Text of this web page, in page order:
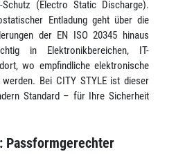
(Electro Static Discharge).
Entladung geht über die
der EN ISO 20345 hinaus
in Elektronikbereichen, IT-
wo empfindliche elektronische
werden. Bei CITY STYLE ist dieser
Standard – für Ihre Sicherheit
Passformgerechter